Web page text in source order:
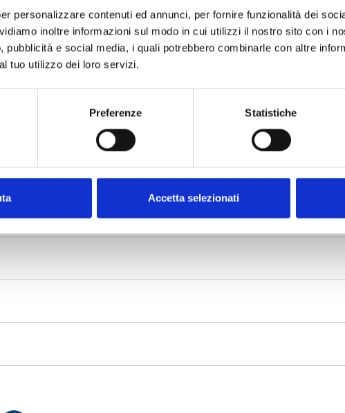
personalizzare contenuti ed annunci, per fornire funzionalità dei
inoltre informazioni sul modo in cui utilizzi il nostro sito con i
pubblicità e social media, i quali potrebbero combinarle con altre
tuo utilizzo dei loro servizi.
Preferenze Statistiche
Accetta selezionati
(35)